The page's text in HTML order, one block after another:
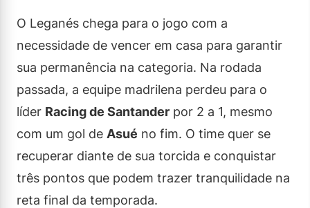
O Leganés chega para o jogo com a
necessidade de vencer em casa para garantir
sua permanência na categoria. Na rodada
passada, a equipe madrilena perdeu para o
líder Racing de Santander por 2 a 1, mesmo
com um gol de Asué no fim. O time quer se
recuperar diante de sua torcida e conquistar
três pontos que podem trazer tranquilidade na
reta final da temporada.